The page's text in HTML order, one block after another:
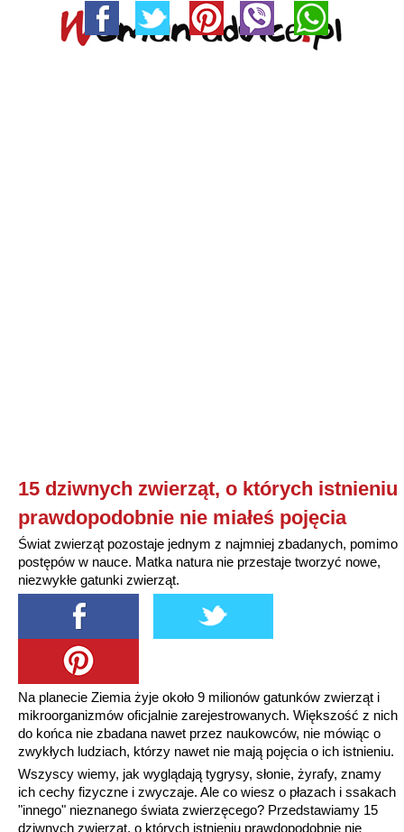
15 dziwnych zwierząt, o których istnieniu
prawdopodobnie nie miałeś pojęcia
Świat zwierząt pozostaje jednym z najmniej zbadanych, pomimo
postępów w nauce. Matka natura nie przestaje tworzyć nowe,
niezwykłe gatunki zwierząt.
Na planecie Ziemia żyje około 9 milionów gatunków zwierząt i
mikroorganizmów oficjalnie zarejestrowanych. Większość z nich
do końca nie zbadana nawet przez naukowców, nie mówiąc o
zwykłych ludziach, którzy nawet nie mają pojęcia o ich istnieniu.
Wszyscy wiemy, jak wyglądają tygrysy, słonie, żyrafy, znamy
ich cechy fizyczne i zwyczaje. Ale co wiesz o płazach i ssakach
"innego" nieznanego świata zwierzęcego? Przedstawiamy 15
dziwnych zwierząt, o których istnieniu prawdopodobnie nie